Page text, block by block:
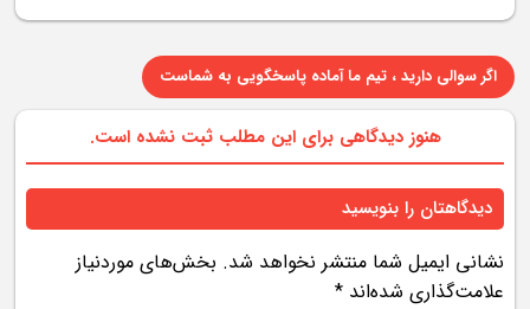
اگر سوالی دارید ، تیم ما آماده پاسخگویی به شماست
هنوز دیدگاهی برای این مطلب ثبت نشده است.
دیدگاهتان را بنویسید
نشانی ایمیل شما منتشر نخواهد شد. بخش‌های موردنیاز
علامت‌گذاری شده‌اند *